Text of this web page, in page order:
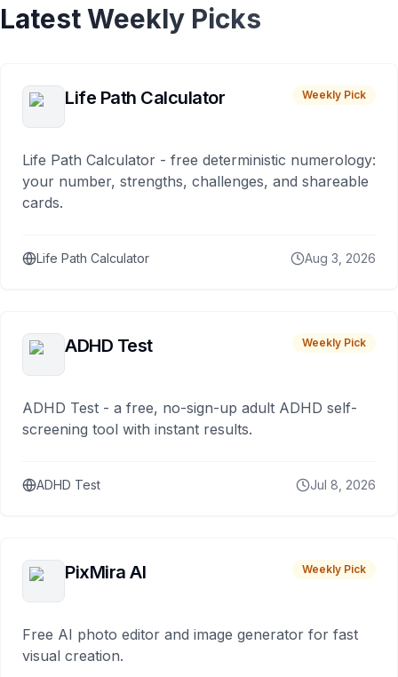
Latest Weekly Picks
Life Path Calculator Weekly Pick
Life Path Calculator - free deterministic numerology:
your number, strengths, challenges, and shareable
cards.
Life Path Calculator Aug 3, 2026
ADHD Test Weekly Pick
ADHD Test - a free, no-sign-up adult ADHD self-
screening tool with instant results.
ADHD Test Jul 8, 2026
PixMira AI Weekly Pick
Free AI photo editor and image generator for fast
visual creation.